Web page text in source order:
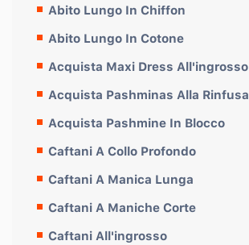
Abito Lungo In Chiffon
Abito Lungo In Cotone
Acquista Maxi Dress All'ingrosso
Acquista Pashminas Alla Rinfusa
Acquista Pashmine In Blocco
Caftani A Collo Profondo
Caftani A Manica Lunga
Caftani A Maniche Corte
Caftani All'ingrosso